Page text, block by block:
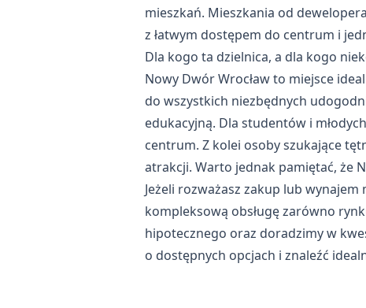
mieszkań. Mieszkania od dewelopera
z łatwym dostępem do centrum i
Dla kogo ta dzielnica, a dla kogo
Nowy Dwór Wrocław to miejsce
do wszystkich niezbędnych
edukacyjną. Dla studentów i
centrum. Z kolei osoby szukające
atrakcji. Warto jednak pamiętać, że
Jeżeli rozważasz zakup lub
kompleksową obsługę zarówno
hipotecznego oraz doradzimy w
o dostępnych opcjach i znaleźć